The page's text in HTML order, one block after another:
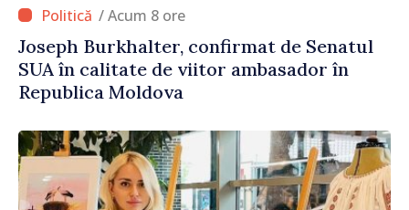
/ Acum 8 ore
Joseph Burkhalter, confirmat de Senatul
SUA în calitate de viitor ambasador în
Republica Moldova